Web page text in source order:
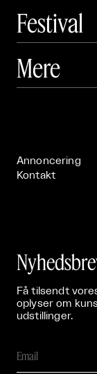
Festival
 Art Matter
Mere
Annoncering
Kontakt
Få tilsendt
oplyser om
udstillinger.